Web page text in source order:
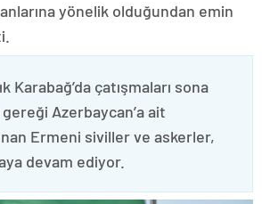
yönelik olduğundan emin
Karabağ’da çatışmaları sona
Azerbaycan’a ait
Ermeni siviller ve askerler,
devam ediyor.